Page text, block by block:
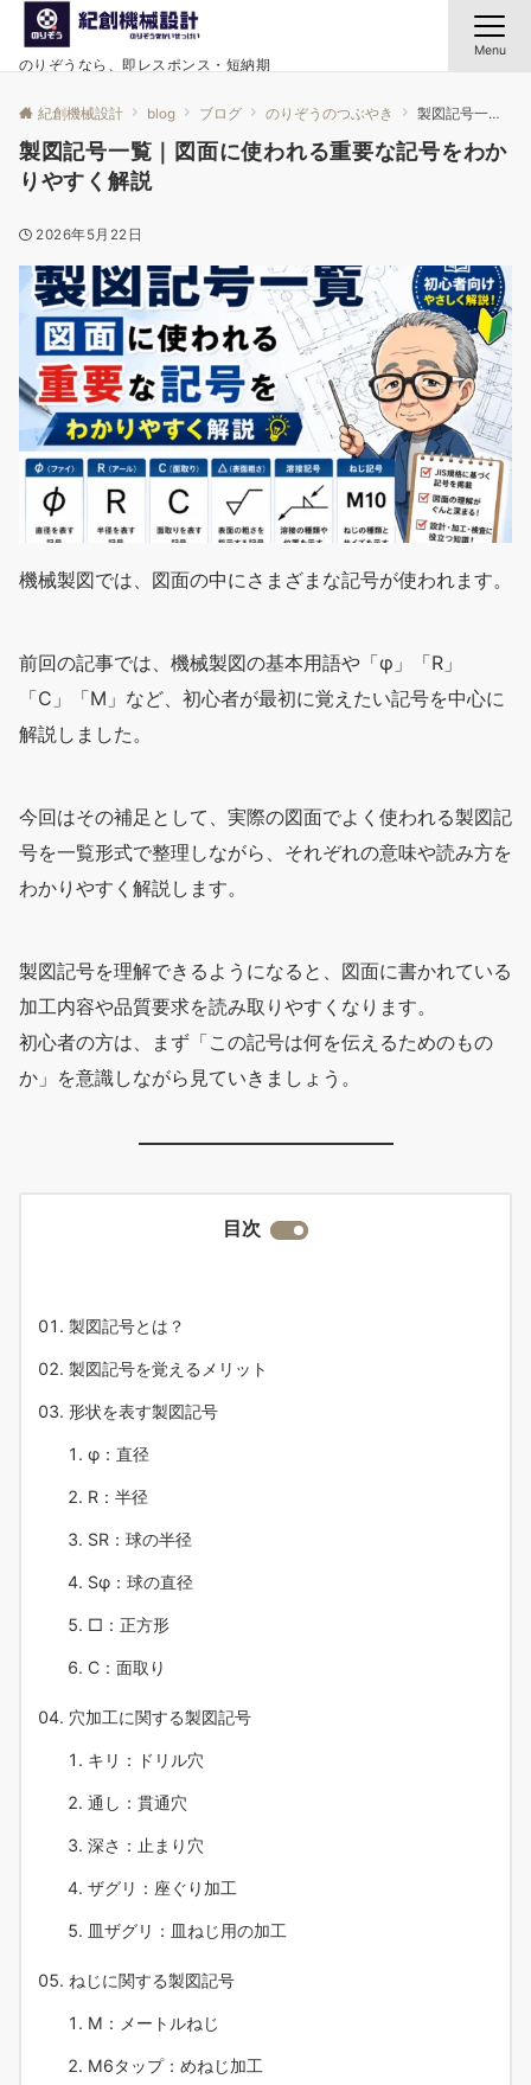
のりぞうなら、即レスポンス・短納期
Menu
紀創機械設計 blog ブログ のりぞうのつぶやき 製図記号一覧｜図面に使われる重要な記号をわかりやすく解説
製図記号一覧｜図面に使われる重要な記号をわか
りやすく解説
2026年5月22日
機械製図では、図面の中にさまざまな記号が使われます。
前回の記事では、機械製図の基本用語や「φ」「R」
「C」「M」など、初心者が最初に覚えたい記号を中心に
解説しました。
今回はその補足として、実際の図面でよく使われる製図記
号を一覧形式で整理しながら、それぞれの意味や読み方を
わかりやすく解説します。
製図記号を理解できるようになると、図面に書かれている
加工内容や品質要求を読み取りやすくなります。
初心者の方は、まず「この記号は何を伝えるためのもの
か」を意識しながら見ていきましょう。
目次
製図記号とは？
製図記号を覚えるメリット
形状を表す製図記号
φ：直径
R：半径
SR：球の半径
Sφ：球の直径
□：正方形
C：面取り
穴加工に関する製図記号
キリ：ドリル穴
通し：貫通穴
深さ：止まり穴
ザグリ：座ぐり加工
皿ザグリ：皿ねじ用の加工
ねじに関する製図記号
M：メートルねじ
M6タップ：めねじ加工